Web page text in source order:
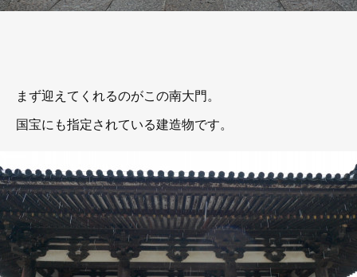
まず迎えてくれるのがこの南大門。
国宝にも指定されている建造物です。